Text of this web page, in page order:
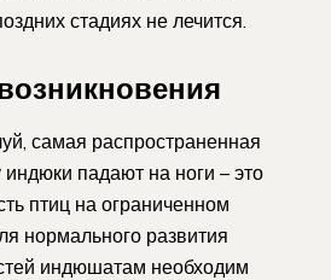
стадиях не лечится.
самая распространенная
падают на ноги – это
птиц на ограниченном
нормального развития
индюшатам необходим